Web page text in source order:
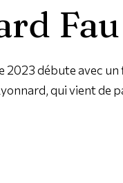
Fau
2023 débute avec
qui vient de